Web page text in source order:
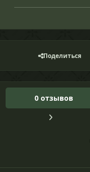
Поделиться
0 отзывов